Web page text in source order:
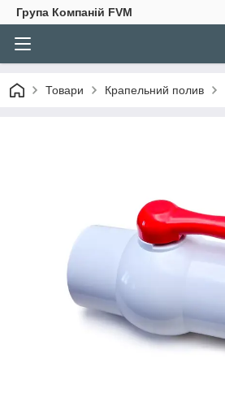
Група Компаній FVM
Товари Крапельний полив